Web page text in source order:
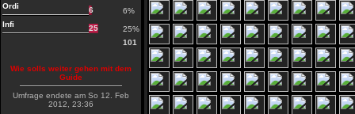
Ordi
6
6%
Infi
25
25%
101
Wie solls weiter gehen mit dem
Guide
Umfrage endete am So 12. Feb
2012, 23:36